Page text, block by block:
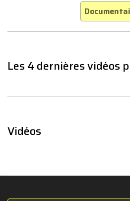
Les 4 dernières vidéos
Vidéos